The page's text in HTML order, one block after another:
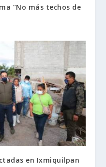
“No más techos de
en Ixmiquilpan